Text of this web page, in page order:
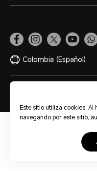
Colombia (Español)
Este sitio utiliza cookies. Al
navegando por este sitio,